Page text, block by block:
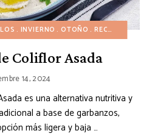
INVIERNO OTOÑO RECETAS AMERICANAS
Coliflor Asada
14, 2024
es una alternativa nutritiva y
a base de garbanzos,
más ligera y baja …